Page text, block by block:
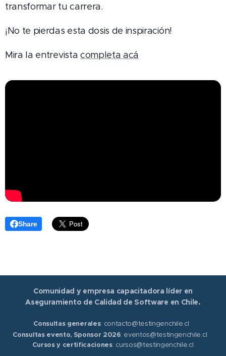
transformar tu carrera.
¡No te pierdas esta dosis de inspiración!
Mira la entrevista completa acá
Share
Comunidad y empresa capacitadora líder en
Aseguramiento de Calidad de Software en Chile.
Consultas generales: contacto@testingenchile.cl
Consultas evento, Sponsor 2026: eventos@testingenchile.cl
Cursos y certificaciones: cursos@testingenchile.cl